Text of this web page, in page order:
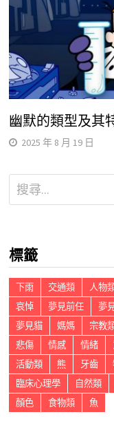
幽默的類型及其
2025 年 8 月 19 日
搜
尋
字:
標籤
下雨 交通類 人物
哀悼
夢見前任 夢
夢見貓
媽媽 宗教
悲傷
情感 情緒
活動類
熊 牙齒
臨床心理學
自然類
顏色
食物類 魚